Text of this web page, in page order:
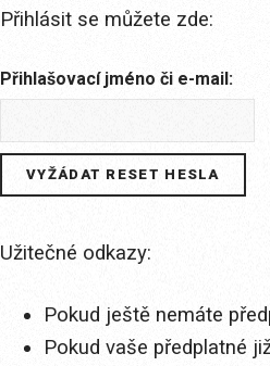
Přihlásit se můžete zde:
Přihlašovací jméno či e-mail:
Užitečné odkazy:
Pokud ještě nemáte
Pokud vaše předplatné